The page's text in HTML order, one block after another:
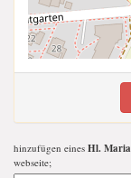
hinzufügen eines
webseite;